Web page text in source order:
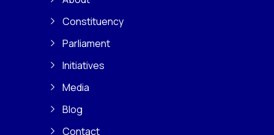
Constituency
Parliament
Initiatives
Media
Blog
Contact